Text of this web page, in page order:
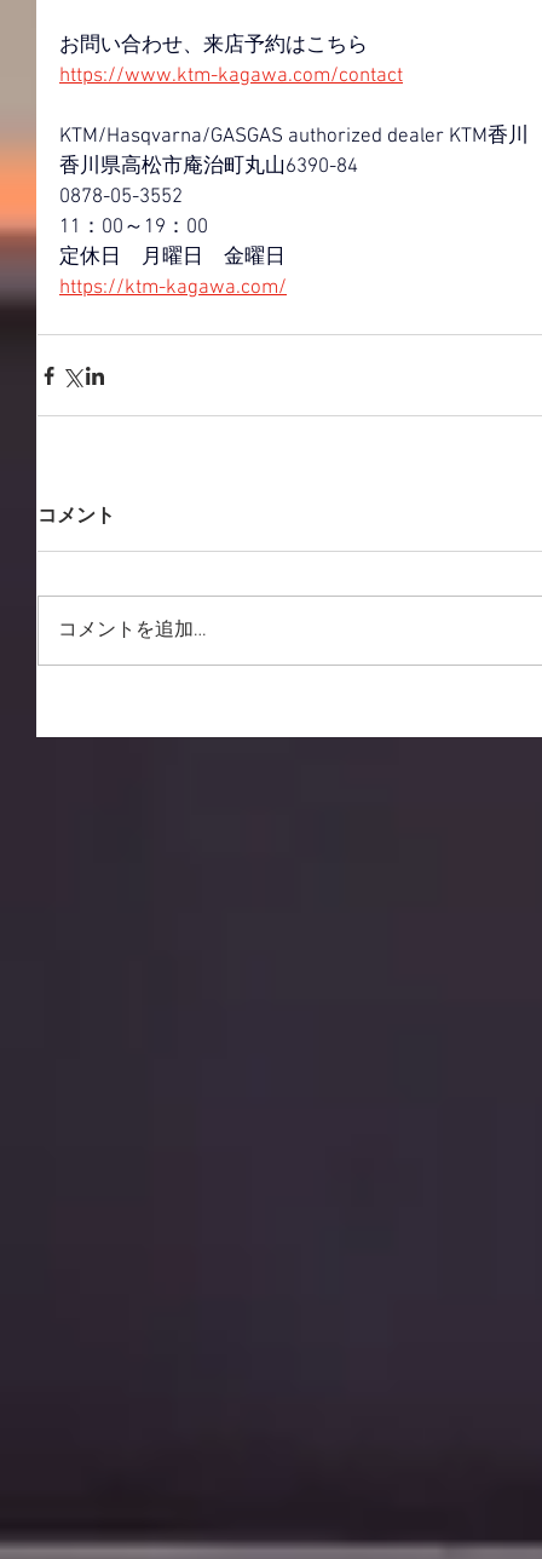
お問い合わせ、来店予約はこちら
https://www.ktm-kagawa.com/contact
KTM/Hasqvarna/GASGAS authorized dealer KTM香川
香川県高松市庵治町丸山6390-84
0878-05-3552
11：00～19：00
定休日　月曜日　金曜日
https://ktm-kagawa.com/
コメント
コメントを追加…